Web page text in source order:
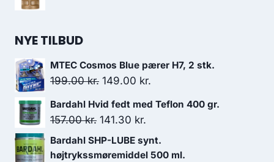
NYE TILBUD
MTEC Cosmos Blue pærer H7, 2 stk.
199.00kr. Den
pris
199.00 kr..
149.00 kr.
149.00 kr..
Bardahl Hvid fedt med Teflon 400 gr.
157.00kr. Den
oprindelige
pris
141.30 kr.
aktuelle
pris
Bardahl SHP-LUBE synt.
højtrykssmøremiddel 500 ml.